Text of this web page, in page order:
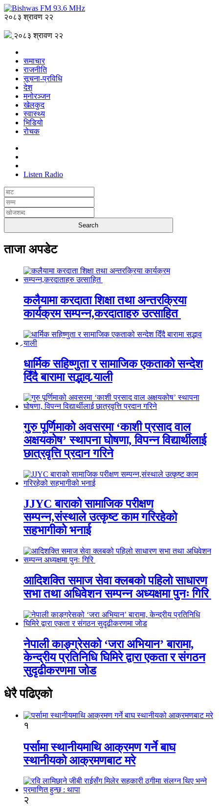
२०८३ श्रावण २२
२०८३ श्रावण २२
समाचार
राजनीति
सूचना-प्रविधि
देश
मनोरञ्जन
खेलकुद
स्वास्थ्य
भिडियो
रोचक
Listen Radio
ताजा अपडेट
कलैयामा करदाता शिक्षा तथा अन्तरक्रिया
कार्यक्रम सम्पन्न,करदाताहरु उत्साहित
धार्मिक सहिष्णुता र सामाजिक एकताको सन्देश
दिँदै बारामा सद्भाव र्‍याली
गुरु पूर्णिमाको अवसरमा ‘काशी प्रसाद वाल
अक्षयकोष’ स्थापना घोषणा, विपन्न विद्यार्थीलाई
छात्रवृत्ति प्रदान गरिने
JJYC बाराको सामाजिक परीक्षण
सम्पन्न,संस्थाले उत्कृष्ट काम गरिरहेको
सहभागीको भनाई
आदिशक्ति समाज सेवा क्लबको पहिलो साधारण
सभा तथा अधिवेशन सम्पन्न अध्यक्षमा पुनः गिरि
नेपाली काङ्ग्रेसको ‘जरा अभियान’ बारामा,
केन्द्रीय प्रतिनिधि घिमिरे द्वारा एकता र संगठन
सुदृढीकरणमा जोड
धेरै पढिएको
१
पर्सामा स्थानीयमाथि आक्रमण गर्ने बाघ
स्थानीयको आक्रमणबाट मरे
२